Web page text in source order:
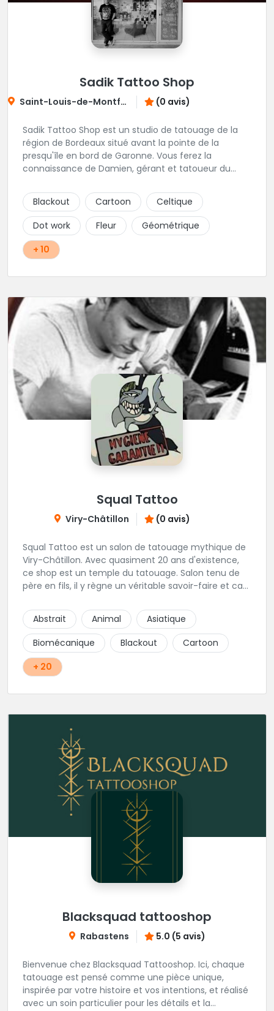
Sadik Tattoo Shop
Saint-Louis-de-Montferrand (0 avis)
Sadik Tattoo Shop est un studio de tatouage de la
région de Bordeaux situé avant la pointe de la
presqu'île en bord de Garonne. Vous ferez la
connaissance de Damien, gérant et tatoueur du
Blackout
Cartoon
Celtique
Dot work
Fleur
Géométrique
+ 10
Squal Tattoo
Viry-Châtillon (0 avis)
Squal Tattoo est un salon de tatouage mythique de
Viry-Châtillon. Avec quasiment 20 ans d'existence,
ce shop est un temple du tatouage. Salon tenu de
père en fils, il y règne un véritable savoir-faire et ca
réalisés par les tatoueurs du shop. N'hésitez-plus,
Squal Tattoo est un véritable institution du tatouage
!!
Abstrait Animal
Asiatique
Biomécanique
Blackout
Cartoon
+ 20
Blacksquad tattooshop
Rabastens 5.0 (5 avis)
Bienvenue chez Blacksquad Tattooshop. Ici, chaque
tatouage est pensé comme une pièce unique,
inspirée par votre histoire et vos intentions, et réalisé
avec un soin particulier pour les détails et la